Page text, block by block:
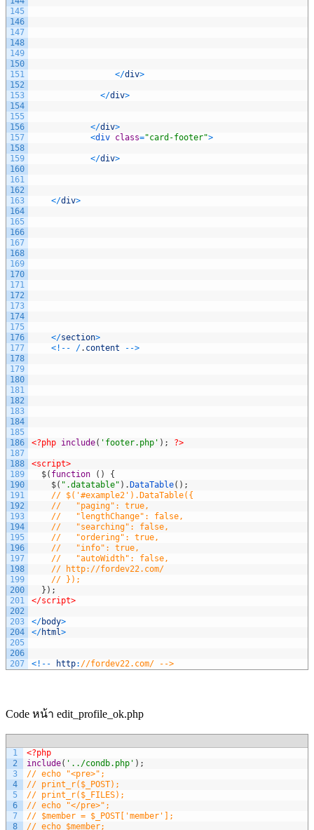
145
146
147
148
149
150
151
152
153
154
155
156
157
158
159
160
161
162
163
164
165
166
167
168
169
170
171
172
173
174
175
176
177
178
179
180
181
182
183
184
185
186
187
188
189
190
191
192
193
194
195
196
197
198
199
200
201
202
203
204
205
206
207
</div>
</div>
</div>
<div class="card-footer">
</div>
</div>
</section>
< ! -- /. content -->
<?php include( 'footer.php' ) ; ?>
<script>
$( function ( )
{
$( ".datatable" ) .DataTable( ) ;
// $('#example2').DataTable({
//   "paging": true,
//   "lengthChange": false,
//   "searching": false,
//   "ordering": true,
//   "info": true,
//   "autoWidth": false,
// http://fordev22.com/
// });
} ) ;
</script>
</body>
</html>
< ! -- http: //fordev22.com/ -->
Code หน้า edit_profile_ok.php
1
2
3
4
5
6
7
8
<?php
include( '../condb.php' ) ;
// echo "<pre>";
// print_r($_POST);
// print_r($_FILES);
// echo "</pre>";
// $member = $_POST['member'];
// echo $member;